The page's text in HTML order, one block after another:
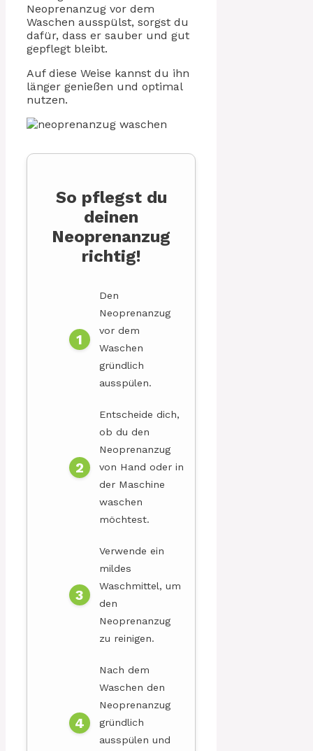
Neoprenanzug vor dem
Waschen ausspülst, sorgst du
dafür, dass er sauber und gut
gepflegt bleibt.
Auf diese Weise kannst du ihn
länger genießen und optimal
nutzen.
So pflegst du
deinen
Neoprenanzug
richtig!
Den
Neoprenanzug
vor dem
Waschen
gründlich
ausspülen.
Entscheide dich,
ob du den
Neoprenanzug
von Hand oder in
der Maschine
waschen
möchtest.
Verwende ein
mildes
Waschmittel, um
den
Neoprenanzug
zu reinigen.
Nach dem
Waschen den
Neoprenanzug
gründlich
ausspülen und